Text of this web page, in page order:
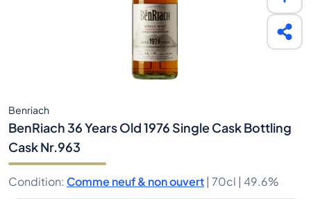
Benriach
BenRiach 36 Years Old 1976 Single Cask Bottling
Cask Nr.963
Condition: Comme neuf & non ouvert | 70cl | 49.6%